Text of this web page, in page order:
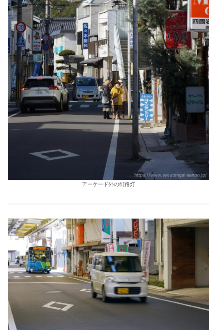
アーケード外の街路灯